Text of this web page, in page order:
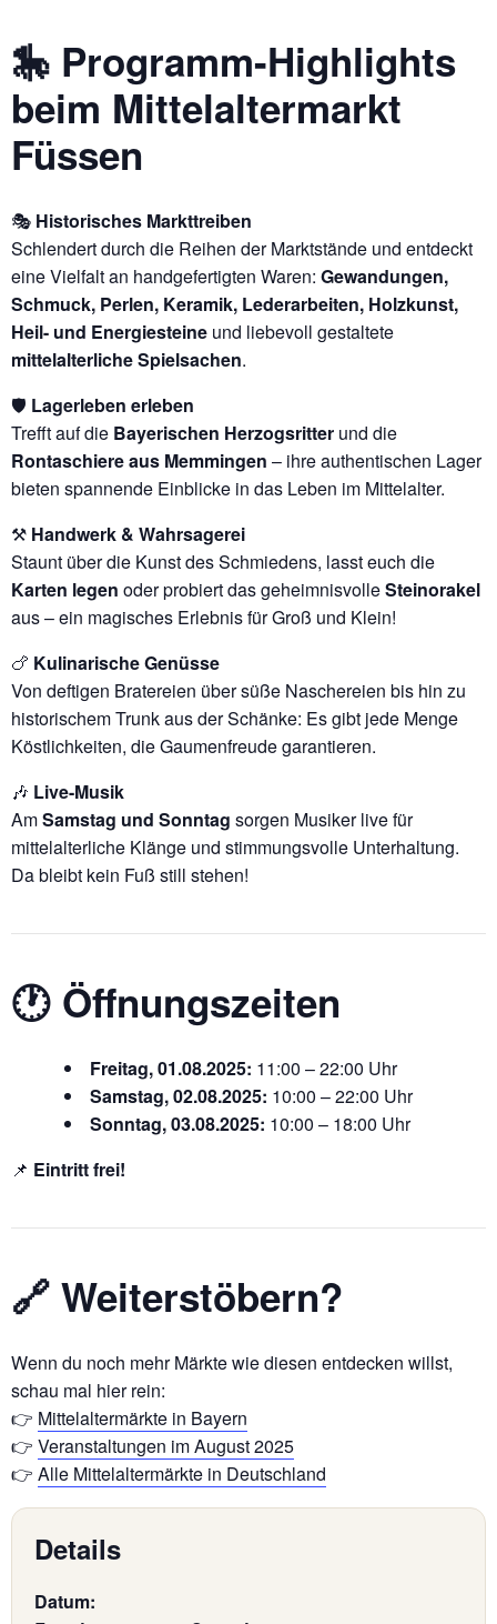
🎠 Programm-Highlights
beim Mittelaltermarkt
Füssen
🎭 Historisches Markttreiben
Schlendert durch die Reihen der Marktstände und entdeckt
eine Vielfalt an handgefertigten Waren: Gewandungen,
Schmuck, Perlen, Keramik, Lederarbeiten, Holzkunst,
Heil- und Energiesteine und liebevoll gestaltete
mittelalterliche Spielsachen.
🛡️ Lagerleben erleben
Trefft auf die Bayerischen Herzogsritter und die
Rontaschiere aus Memmingen – ihre authentischen Lager
bieten spannende Einblicke in das Leben im Mittelalter.
⚒️ Handwerk & Wahrsagerei
Staunt über die Kunst des Schmiedens, lasst euch die
Karten legen oder probiert das geheimnisvolleSteinorakel
aus – ein magisches Erlebnis für Groß und Klein!
🍗 Kulinarische Genüsse
Von deftigen Bratereien über süße Naschereien bis hin zu
historischem Trunk aus der Schänke: Es gibt jede Menge
Köstlichkeiten, die Gaumenfreude garantieren.
🎶 Live-Musik
AmSamstag und Sonntag sorgen Musiker live für
mittelalterliche Klänge und stimmungsvolle Unterhaltung.
Da bleibt kein Fuß still stehen!
🕐 Öffnungszeiten
Freitag, 01.08.2025: 11:00 – 22:00 Uhr
Samstag, 02.08.2025: 10:00 – 22:00 Uhr
Sonntag, 03.08.2025: 10:00 – 18:00 Uhr
📌 Eintritt frei!
🔗 Weiterstöbern?
Wenn du noch mehr Märkte wie diesen entdecken willst,
schau mal hier rein:
👉 Mittelaltermärkte in Bayern
👉 Veranstaltungen im August 2025
👉 Alle Mittelaltermärkte in Deutschland
Details
Datum: